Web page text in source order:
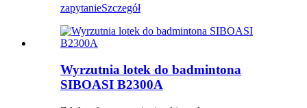
zapytanieSzczegół
Wyrzutnia lotek do badmintona
SIBOASI B2300A